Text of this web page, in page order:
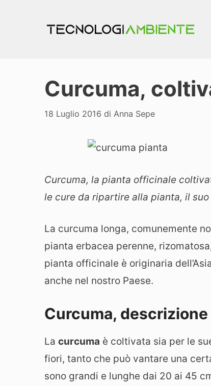
Curcuma,
18 Luglio 2016 di Anna Sepe
Curcuma, la pianta officinale
le cure da ripartire alla pianta, il
La curcuma longa, comunemente
pianta erbacea perenne,
pianta officinale è originaria
anche nel nostro Paese.
Curcuma,
La curcuma è coltivata sia per le
fiori, tanto che può vantare una
sono grandi e lunghe dai 20 ai 45